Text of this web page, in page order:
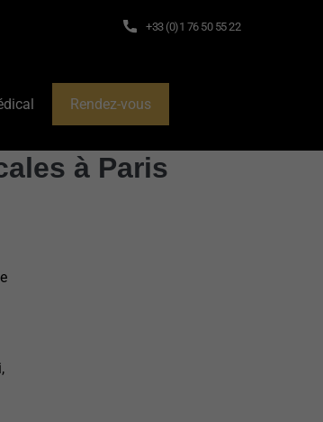
+33 (0)1 76 50 55 22
Rendez-vous
à Paris